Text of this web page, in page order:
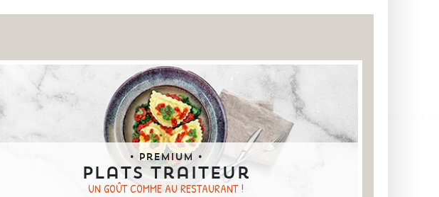
• Premium •
Plats traiteur
UN GOÛT COMME AU RESTAURANT !